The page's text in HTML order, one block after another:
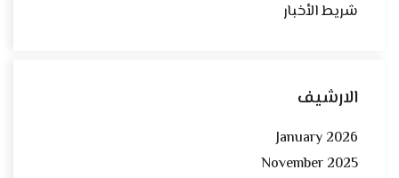
شريط الأخبار
الارشيف
January 2026
November 2025